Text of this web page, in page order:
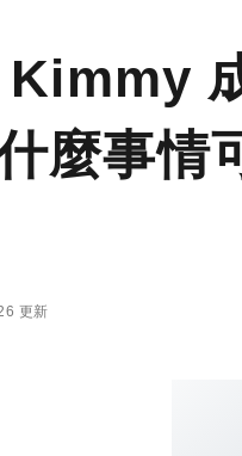
麼事情
更新